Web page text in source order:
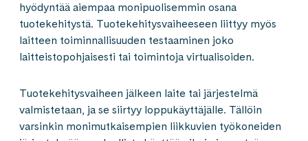
hyödyntää aiempaa monipuolisemmin osana
tuotekehitystä. Tuotekehitysvaiheeseen liittyy myös
laitteen toiminnallisuuden testaaminen joko
laitteistopohjaisesti tai toimintoja virtualisoiden.
Tuotekehitysvaiheen jälkeen laite tai järjestelmä
valmistetaan, ja se siirtyy loppukäyttäjälle. Tällöin
varsinkin monimutkaisempien liikkuvien työkoneiden